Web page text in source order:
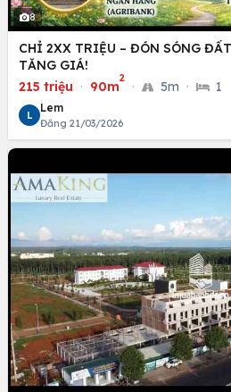
8
CHỈ 2XX TRIỆU – ĐÓN SÓNG
TĂNG GIÁ!
215 triệu · 90m
2
· 5m · 1
L
Lem
Đăng 21/03/2026